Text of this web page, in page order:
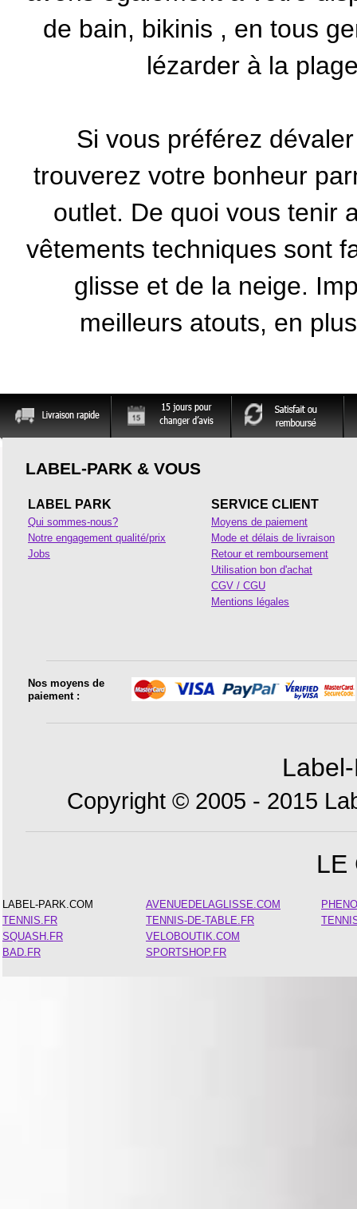
de bain, bikinis , en tous
lézarder à la
Si vous préférez
trouverez votre bonheur
outlet. De quoi vous tenir
vêtements techniques sont
glisse et de la neige.
meilleurs atouts, en
LABEL-PARK & VOUS
LABEL PARK
Qui sommes-nous?
Notre engagement qualité/prix
Jobs
SERVICE CLIENT
Moyens de paiement
Mode et délais de livraison
Retour et remboursement
Utilisation bon d'achat
CGV / CGU
Mentions légales
Nos moyens de
paiement :
Copyright © 2005 - 2015
LE
LABEL-PARK.COM
TENNIS.FR
SQUASH.FR
BAD.FR
AVENUEDELAGLISSE.COM
TENNIS-DE-TABLE.FR
VELOBOUTIK.COM
SPORTSHOP.FR